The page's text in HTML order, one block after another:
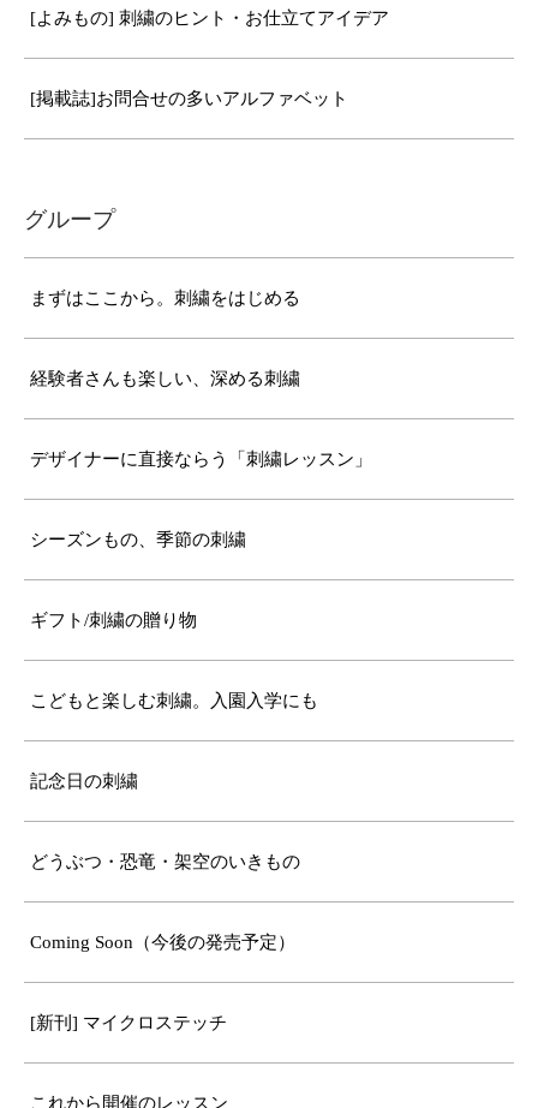
[よみもの] 刺繍のヒント・お仕立てアイデア
[掲載誌]お問合せの多いアルファベット
グループ
まずはここから。刺繍をはじめる
経験者さんも楽しい、深める刺繍
デザイナーに直接ならう「刺繍レッスン」
シーズンもの、季節の刺繍
ギフト/刺繍の贈り物
こどもと楽しむ刺繍。入園入学にも
記念日の刺繍
どうぶつ・恐竜・架空のいきもの
Coming Soon（今後の発売予定）
[新刊] マイクロステッチ
これから開催のレッスン